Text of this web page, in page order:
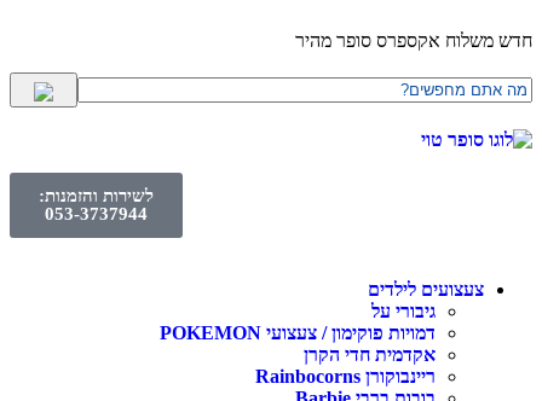
חדש משלוח אקספרס סופר מהיר
לשירות והזמנות:
053-3737944
צעצועים לילדים
גיבורי על
דמויות פוקימון / צעצועי POKEMON
אקדמית חדי הקרן
ריינבוקורן Rainbocorns